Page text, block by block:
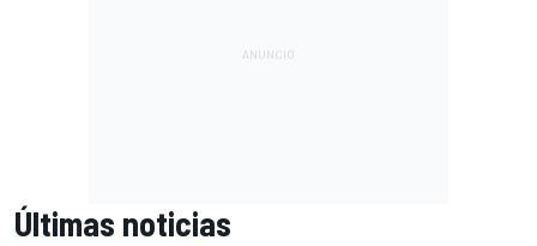
Últimas noticias